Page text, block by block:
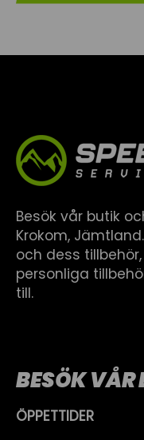
Besök vår butik
Krokom,
och dess
personliga
till.
BESÖK VÅR
ÖPPETTIDER